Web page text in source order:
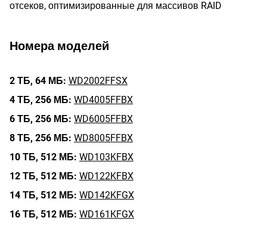
отсеков, оптимизированные для массивов RAID
Номера моделей
2 ТБ, 64 МБ: WD2002FFSX
4 ТБ, 256 МБ: WD4005FFBX
6 ТБ, 256 МБ: WD6005FFBX
8 ТБ, 256 МБ: WD8005FFBX
10 ТБ, 512 МБ: WD103KFBX
12 ТБ, 512 МБ: WD122KFBX
14 ТБ, 512 МБ: WD142KFGX
16 ТБ, 512 МБ: WD161KFGX